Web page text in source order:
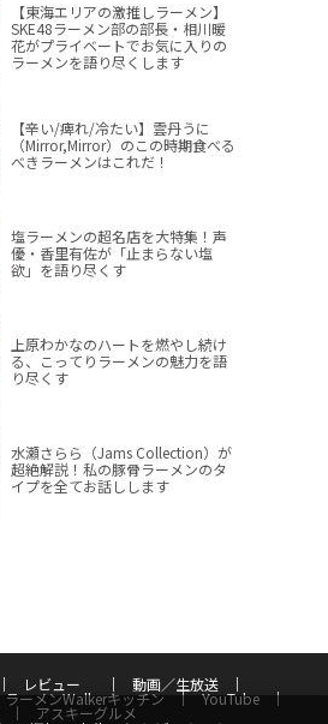
【東海エリアの激推しラーメン】
SKE48ラーメン部の部長・相川暖
花がプライベートでお気に入りの
ラーメンを語り尽くします
【辛い/痺れ/冷たい】雲丹うに
（Mirror,Mirror）のこの時期食べる
べきラーメンはこれだ！
塩ラーメンの超名店を大特集！声
優・香里有佐が「止まらない塩
欲」を語り尽くす
上原わかなのハートを燃やし続け
る、こってりラーメンの魅力を語
り尽くす
水瀬さらら（Jams Collection）が
超絶解説！私の豚骨ラーメンのタ
イプを全てお話しします
レビュー 動画／生放送
ラーメンWalkerキッチン YouTube
アスキーグルメ